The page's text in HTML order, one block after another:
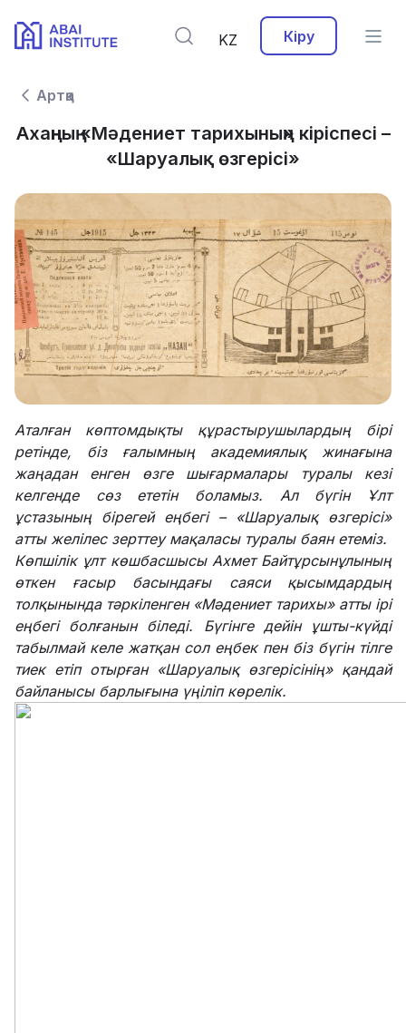
KZ Кіру
Артқа
Ахаңның «Мәдениет тарихының» кіріспесі –
«Шаруалық өзгерісі»
Аталған көптомдықты құрастырушылардың бірі
ретінде, біз ғалымның академиялық жинағына
жаңадан енген өзге шығармалары туралы кезі
келгенде сөз ететін боламыз. Ал бүгін Ұлт
ұстазының бірегей еңбегі – «Шаруалық өзгерісі»
атты желілес зерттеу мақаласы туралы баян етеміз.
Көпшілік ұлт көшбасшысы Ахмет Байтұрсынұлының
өткен ғасыр басындағы саяси қысымдардың
толқынында тәркіленген «Мәдениет тарихы» атты ірі
еңбегі болғанын біледі. Бүгінге дейін ұшты-күйді
табылмай келе жатқан сол еңбек пен біз бүгін тілге
тиек етіп отырған «Шаруалық өзгерісінің» қандай
байланысы барлығына үңіліп көрелік.